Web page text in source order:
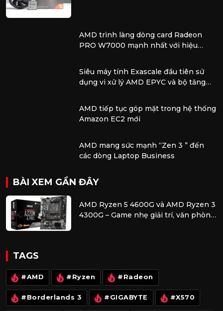
AMD trình làng dòng card Radeon
PRO W7000 mạnh nhất với hiệu
Siêu máy tính Exascale đầu tiên sử
AMD tiếp tục góp mặt trong hệ thống
các dòng Laptop Business
BÀI XEM GẦN ĐÂY
TAGS
#AMD #Ryzen #Radeon